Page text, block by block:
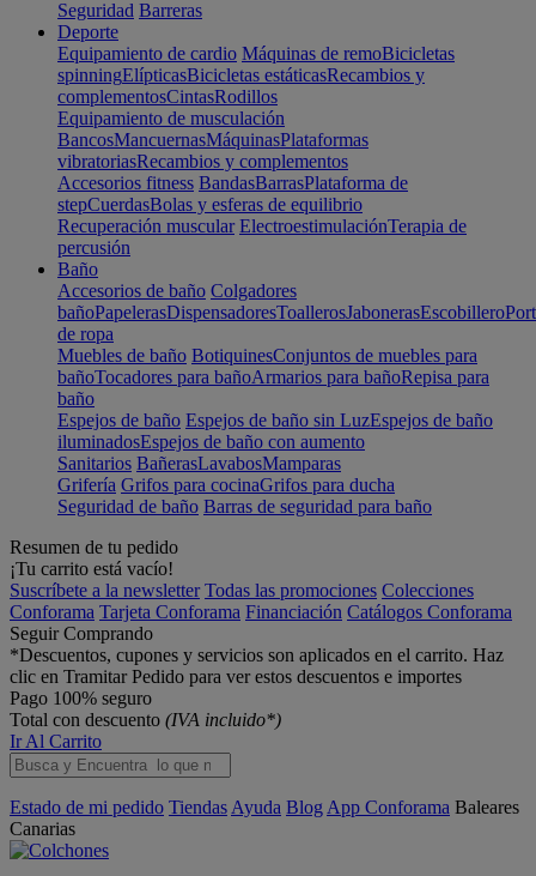
Seguridad Barreras
Deporte
Equipamiento de cardio Máquinas de remoBicicletas
spinningElípticasBicicletas estáticasRecambios y
complementosCintasRodillos
Equipamiento de musculación
BancosMancuernasMáquinasPlataformas
vibratoriasRecambios y complementos
Accesorios fitness BandasBarrasPlataforma de
stepCuerdasBolas y esferas de equilibrio
Recuperación muscular ElectroestimulaciónTerapia de
percusión
Baño
Accesorios de baño Colgadores
bañoPapelerasDispensadoresToallerosJabonerasEscobillero
de ropa
Muebles de baño BotiquinesConjuntos de muebles para
bañoTocadores para bañoArmarios para bañoRepisa para
baño
Espejos de baño Espejos de baño sin LuzEspejos de baño
iluminadosEspejos de baño con aumento
Sanitarios BañerasLavabosMamparas
Grifería Grifos para cocinaGrifos para ducha
Seguridad de baño Barras de seguridad para baño
Resumen de tu pedido
¡Tu carrito está vacío!
Suscríbete a la newsletter Todas las promociones Colecciones
Conforama Tarjeta Conforama Financiación Catálogos Conforama
Seguir Comprando
*Descuentos, cupones y servicios son aplicados en el carrito. Haz
clic en Tramitar Pedido para ver estos descuentos e importes
Pago 100% seguro
Total con descuento (IVA incluido*)
Ir Al Carrito
Estado de mi pedido Tiendas Ayuda Blog App Conforama Baleares
Canarias